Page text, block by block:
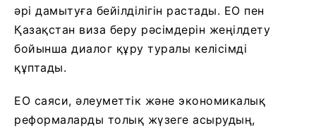
әрі дамытуға бейілділігін растады. ЕО пен
Қазақстан виза беру рәсімдерін жеңілдету
бойынша диалог құру туралы келісімді
құптады.
ЕО саяси, әлеуметтік және экономикалық
реформаларды толық жүзеге асырудың,